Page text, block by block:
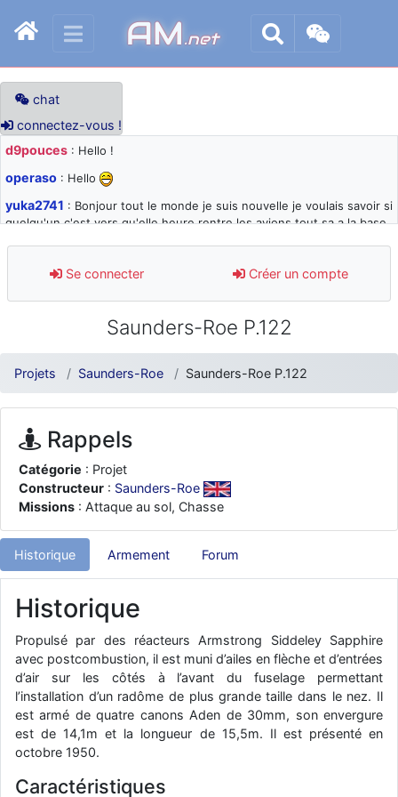
AM.net
chat
connectez-vous !
d9pouces : Hello !
operaso : Hello
yuka2741 : Bonjour tout le monde je suis nouvelle je voulais savoir si
quelqu'un c'est vers qu'elle heure rentre les avions tout sa a la base
d9pouces: désolé pour les quelques blocages du site ces derniers
jours : je teste des méthodes contre le spam et les bots trop nocifs
: Super, la nouvelle bannière
d9pouces
: je suis un avion@,._,+ > lesquels ? je ne suis pas sûr de
comprendre
d9pouces: ouakamois > si tu parles du sujet sur l'Armée de l'Air,
bien sûr que oui !
je suis un avion@,._,+
moi et quelques avions n'ont pas les mêmes noms qu'aujourd'hui
ouakamois
: Bonjourà toutes et à tous.en espérantque ces
quelques images du Pays Basque vous auront plu ; Agur…
: Je me rattraperai à la Ferté samedi
d9pouces: Malheureusement non
fox_50
: Bonjour, certains parmis vous étaient-ils présent au
meeting de Lann Bihoué de 2026 ?
cachée dans les pins : Coucou et excellente année 2026 à tous et
au site!
jericho : Bonne année et tous mes meilleurs voeux à tous pour
2026 !
little boy : je vous souhaite un bon réveillon pour cette nouvelle
année!
jericho
: Merci D9pouces, à mon tour de souhaiter un Joyeux Noël
Se connecter Créer un compte
Saunders-Roe P.122
Projets Saunders-Roe Saunders-Roe P.122
Rappels
Catégorie : Projet
Constructeur : Saunders-Roe
Missions : Attaque au sol, Chasse
Historique Armement Forum
Historique
Propulsé par des réacteurs Armstrong Siddeley Sapphire
avec postcombustion, il est muni d’ailes en flèche et d’entrées
d’air sur les côtés à l’avant du fuselage permettant
l’installation d’un radôme de plus grande taille dans le nez. Il
est armé de quatre canons Aden de 30mm, son envergure
est de 14,1m et la longueur de 15,5m. Il est présenté en
octobre 1950.
Caractéristiques